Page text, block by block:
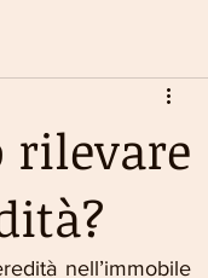
rilevare
nell’immobile